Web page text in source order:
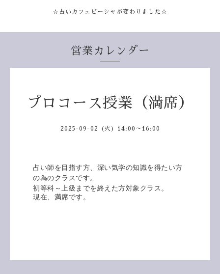
☆占いカフェビーシャが変わりました☆
営業カレンダー
プロコース授業（満席）
2025-09-02 (火) 14:00～16:00
占い師を目指す方、深い気学の知識を得たい方
の為のクラスです。
初等科～上級までを終えた方対象クラス。
現在、満席です。